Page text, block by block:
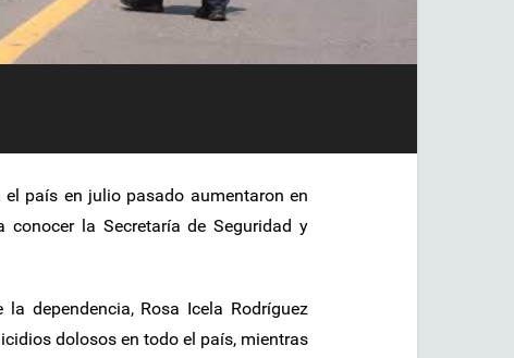
país en julio pasado aumentaron en
la Secretaría de Seguridad y
dependencia, Rosa Icela Rodríguez
dolosos en todo el país, mientras